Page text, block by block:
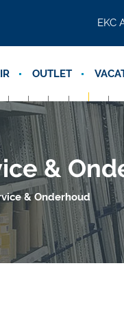
EKC
OUTLET
&
& Onderhoud